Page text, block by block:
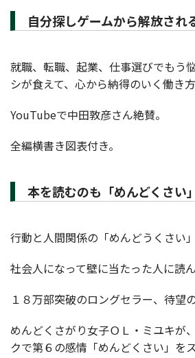
自分探しゲームから解放され
就職、転職、起業、仕事選びでもう
シが食えて、心から納得のいく働き
YouTubeで中田敦彦さん絶賛。
全編横書き図表付き。
本を読むのも「めんどくさい
行動と人間関係の「めんどうくさい
社会人になって壁に当たった人に読
１８万部突破のロングセラー、待望
めんどくさがり女子ＯＬ・ミユキが
クで第６の感情「めんどくさい」を